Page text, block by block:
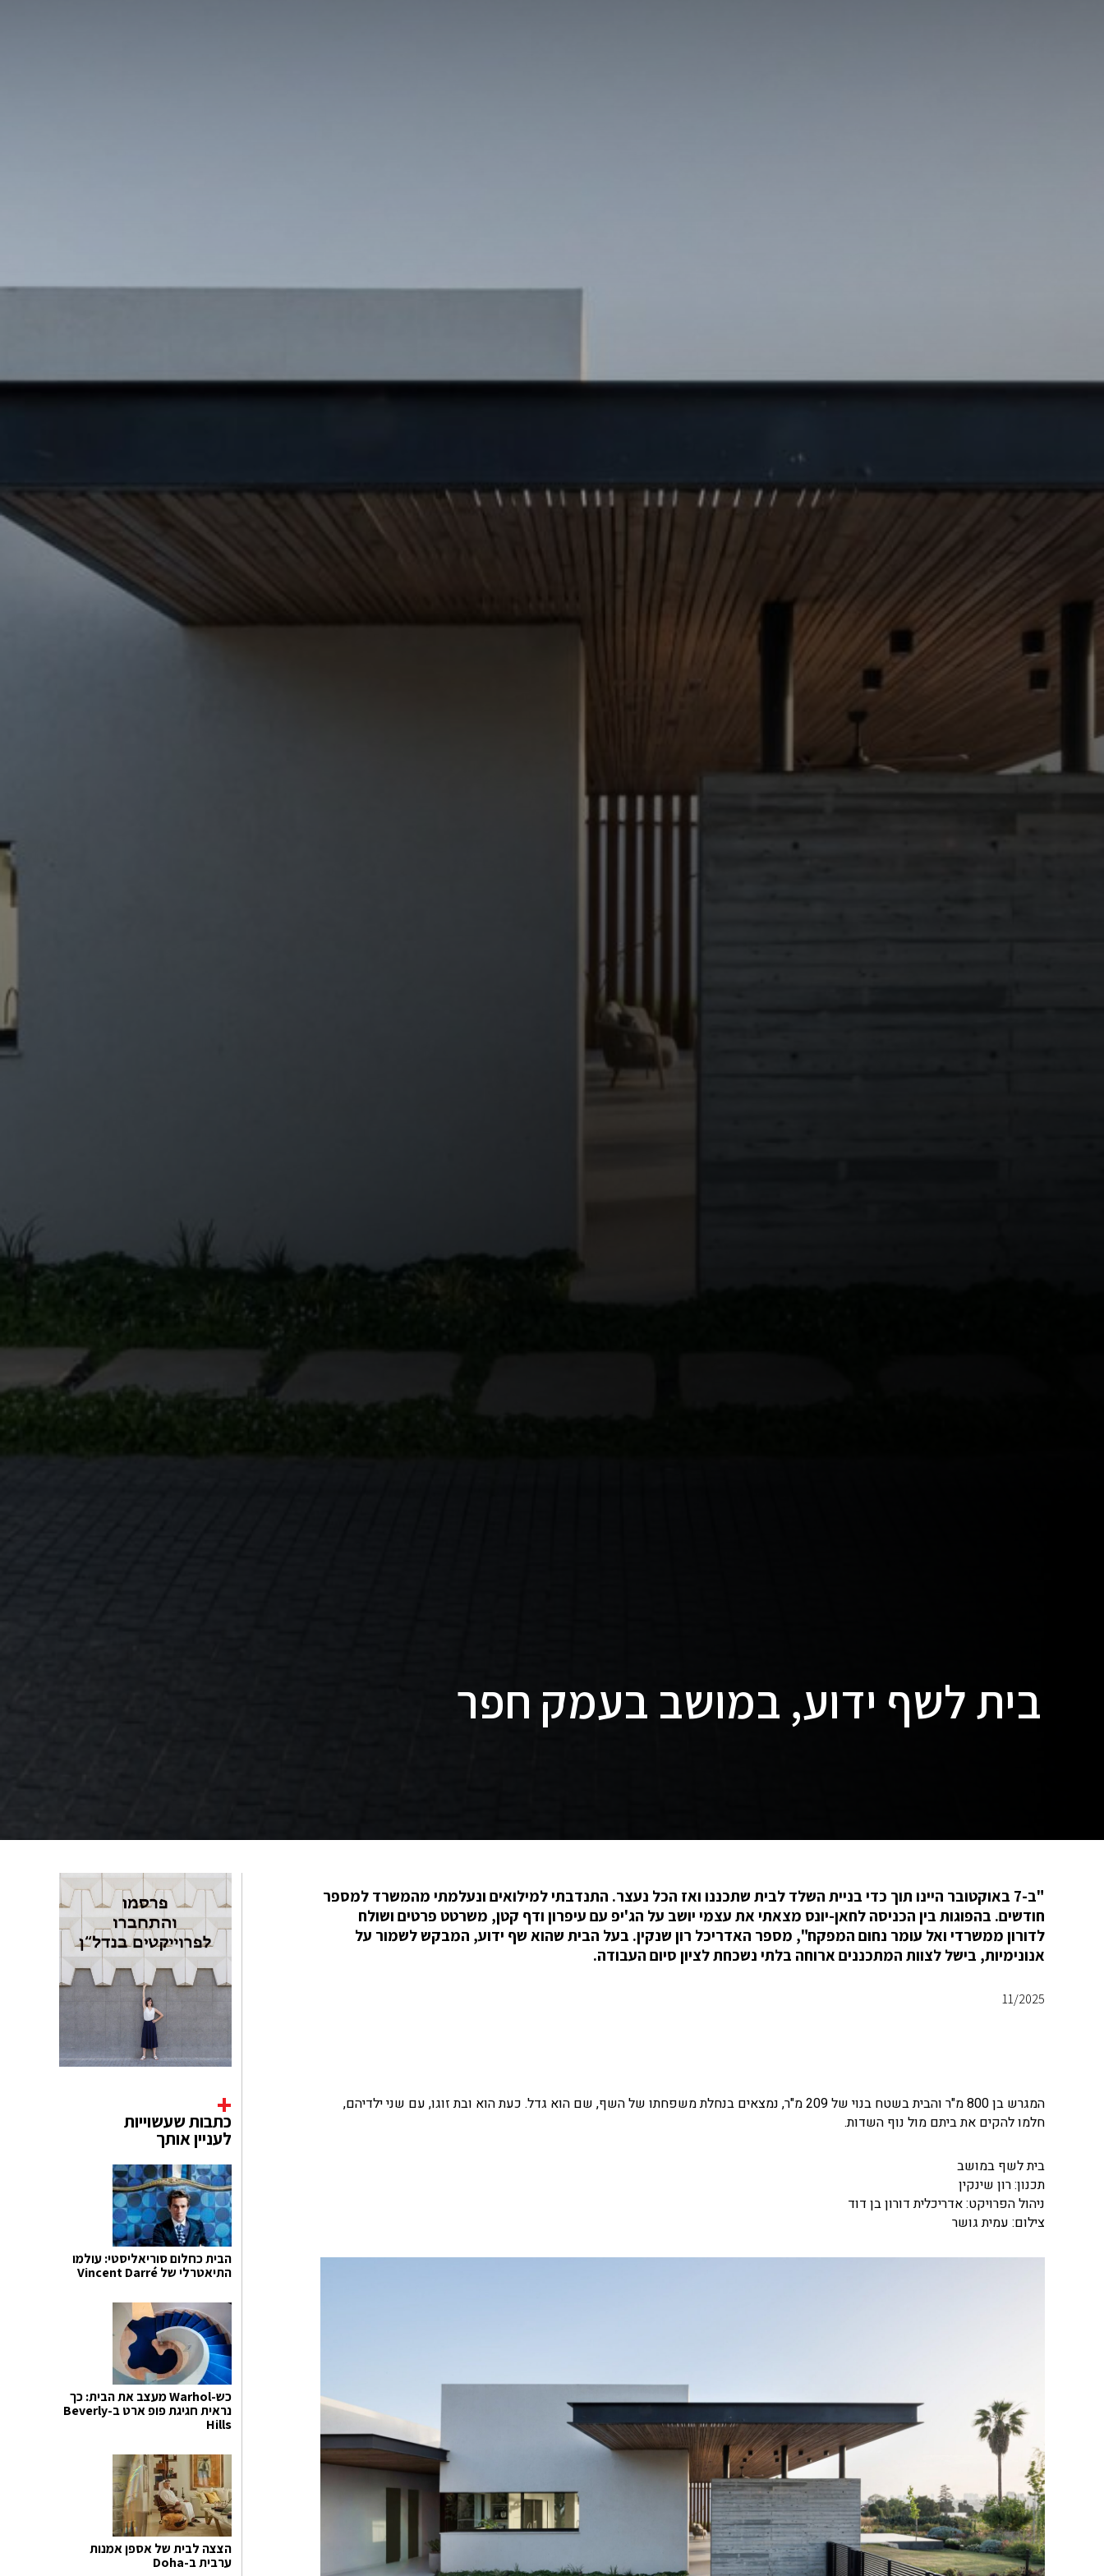
בית לשף ידוע, במושב בעמק חפר
"ב-7 באוקטובר היינו תוך כדי בניית השלד לבית שתכננו ואז הכל נעצר. התנדבתי למילואים ונעלמתי מהמשרד למספר
חודשים. בהפוגות בין הכניסה לחאן-יונס מצאתי את עצמי יושב על הג'יפ עם עיפרון ודף קטן, משרטט פרטים ושולח
לדורון ממשרדי ואל עומר נחום המפקח", מספר האדריכל רון שנקין. בעל הבית שהוא שף ידוע, המבקש לשמור על
אנונימיות, בישל לצוות המתכננים ארוחה בלתי נשכחת לציון סיום העבודה.
11/2025
המגרש בן 800 מ"ר והבית בשטח בנוי של 209 מ"ר, נמצאים בנחלת משפחתו של השף, שם הוא גדל. כעת הוא ובת זוגו, עם שני ילדיהם,
חלמו להקים את ביתם מול נוף השדות.
בית לשף במושב
תכנון: רון שינקין
ניהול הפרויקט: אדריכלית דורון בן דוד
צילום: עמית גושר
כתבות שעשוייות
לעניין אותך
הבית כחלום סוריאליסטי: עולמו
התיאטרלי של Vincent Darré
כש-Warhol מעצב את הבית: כך
נראית חגיגת פופ ארט ב-Beverly
Hills
הצצה לבית של אספן אמנות
ערבית ב-Doha